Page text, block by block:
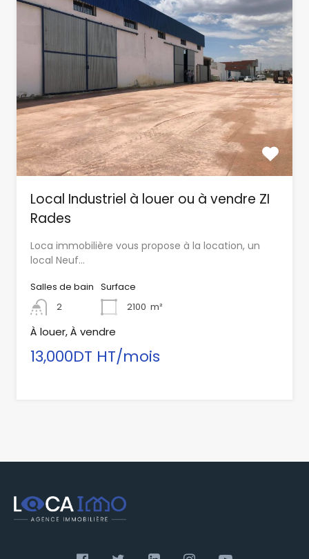
Local Industriel à louer ou à vendre ZI
Rades
Loca immobilière vous propose à la location, un
local Neuf…
Salles de bain
2
Surface
2100 m²
À louer, À vendre
13,000DT HT/mois